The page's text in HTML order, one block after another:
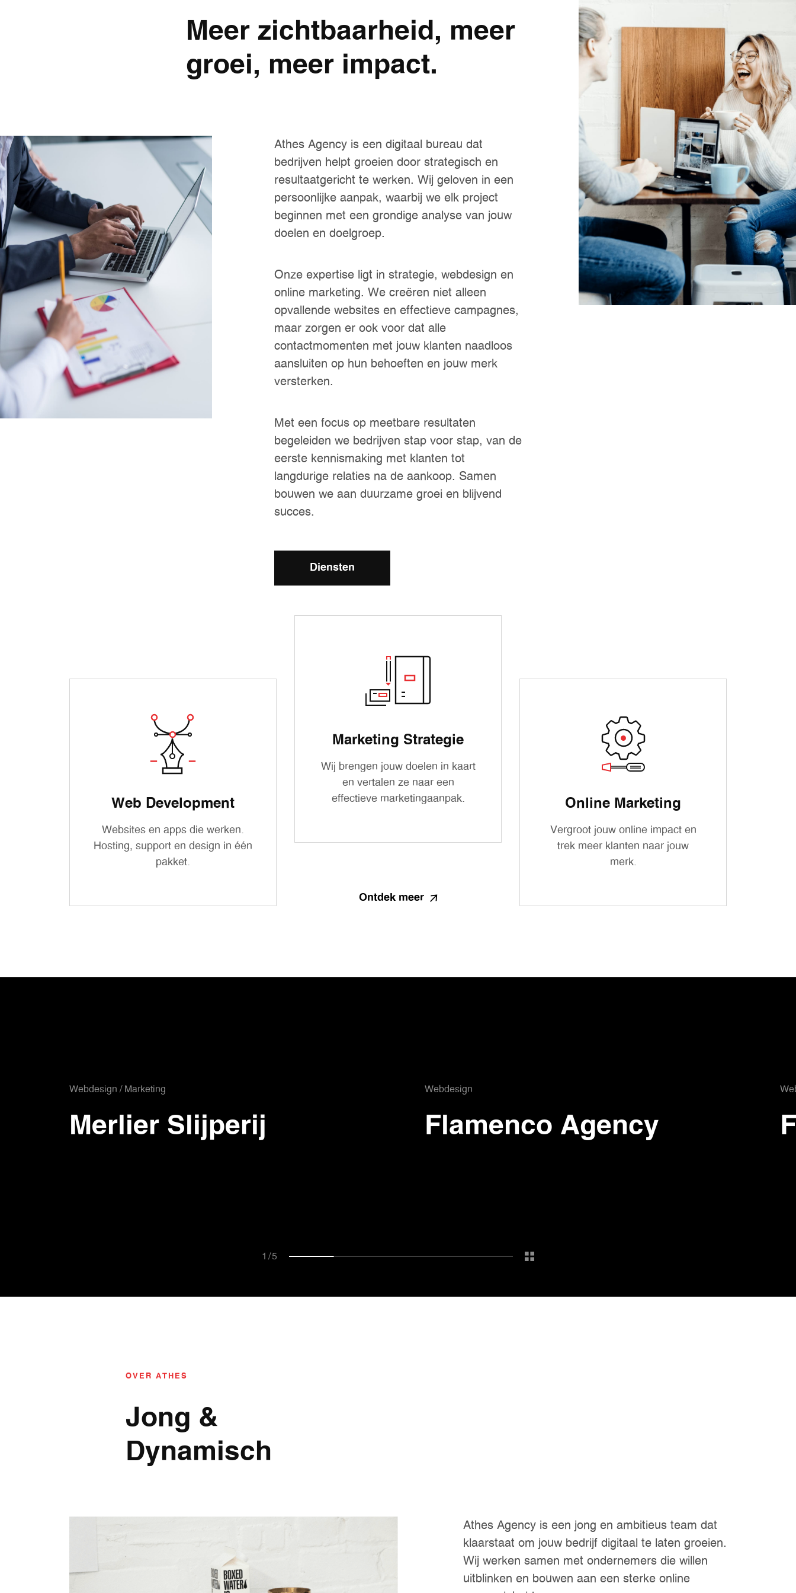
Meer zichtbaarheid, meer
groei, meer impact.
Athes Agency is een digitaal bureau dat
bedrijven helpt groeien door strategisch en
resultaatgericht te werken. Wij geloven in een
persoonlijke aanpak, waarbij we elk project
beginnen met een grondige analyse van jouw
doelen en doelgroep.
Onze expertise ligt in strategie, webdesign en
online marketing. We creëren niet alleen
opvallende websites en effectieve campagnes,
maar zorgen er ook voor dat alle
contactmomenten met jouw klanten naadloos
aansluiten op hun behoeften en jouw merk
versterken.
Met een focus op meetbare resultaten
begeleiden we bedrijven stap voor stap, van de
eerste kennismaking met klanten tot
langdurige relaties na de aankoop. Samen
bouwen we aan duurzame groei en blijvend
succes.
Diensten
Web Development
Websites en apps die werken.
Hosting, support en design in één
pakket.
Online Marketing
Vergroot jouw online impact en
trek meer klanten naar jouw
merk.
Marketing Strategie
Wij brengen jouw doelen in kaart
en vertalen ze naar een
effectieve marketingaanpak.
Ontdek meer
Webdesign / Marketing
Merlier Slijperij
Webdesign
Flamenco Agency
1 /5
OVER ATHES
Jong &
Dynamisch
Athes Agency is een jong en ambitieus team dat
klaarstaat om jouw bedrijf digitaal te laten groeien.
Wij werken samen met ondernemers die willen
uitblinken en bouwen aan een sterke online